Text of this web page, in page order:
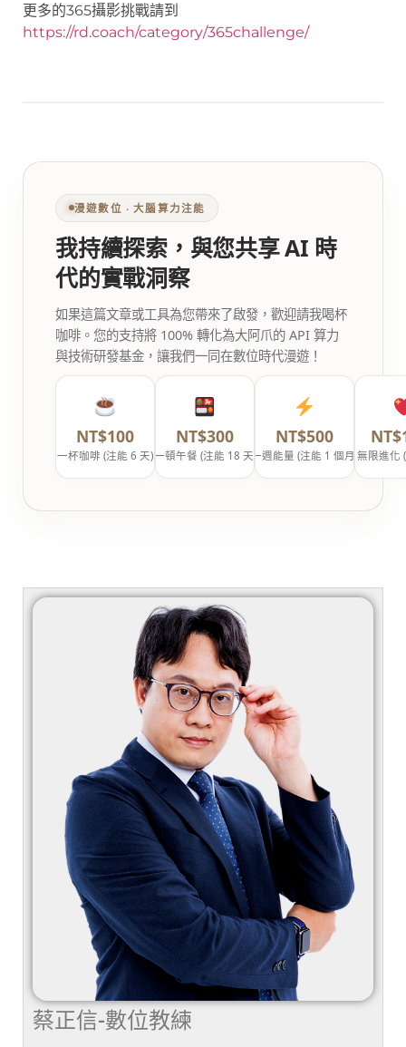
更多的365攝影挑戰請到
https://rd.coach/category/365challenge/
漫遊數位 ‧ 大腦算力注能
我持續探索，與您共享 AI 時
代的實戰洞察
如果這篇文章或工具為您帶來了啟發，歡迎請我喝杯
咖啡。您的支持將 100% 轉化為大阿爪的 API 算力
與技術研發基金，讓我們一同在數位時代漫遊！
NT$100
一杯咖啡 (注能 6 天)
NT$300
一頓午餐 (注能 18 天)
NT$500
一週能量 (注能 1 個月)無限進化
蔡正信-數位教練